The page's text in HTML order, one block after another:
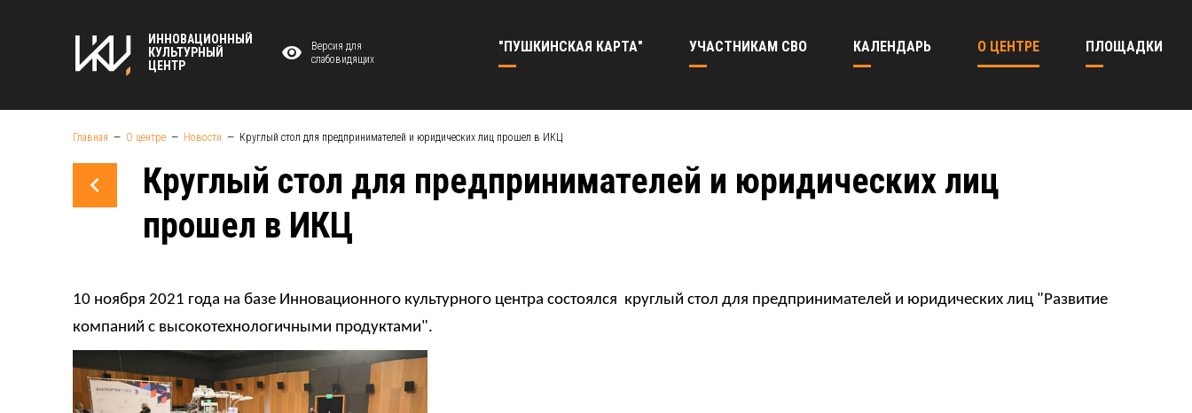
ИННОВАЦИОННЫЙ
КУЛЬТУРНЫЙ
ЦЕНТР
Версия для
слабовидящих
"ПУШКИНСКАЯ КАРТА" УЧАСТНИКАМ СВО КАЛЕНДАРЬ О ЦЕНТРЕ ПЛОЩАДКИ
Главная О центре Новости Круглый стол для предпринимателей и юридических лиц прошел в ИКЦ
Круглый стол для предпринимателей и юридических лиц
прошел в ИКЦ
10 ноября 2021 года на базе Инновационного культурного центра состоялся круглый стол для предпринимателей и юридических лиц "Развитие
компаний с высокотехнологичными продуктами".